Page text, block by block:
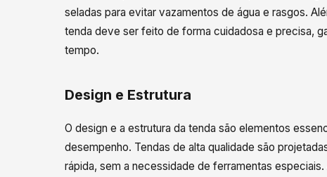
seladas para evitar vazamentos de água e rasgos.
tenda deve ser feito de forma cuidadosa e precisa,
tempo.
Design e Estrutura
O design e a estrutura da tenda são elementos
desempenho. Tendas de alta qualidade são
rápida, sem a necessidade de ferramentas